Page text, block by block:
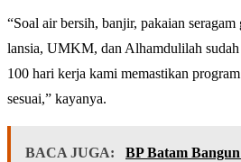
“Soal air bersih, banjir, pakaian
lansia, UMKM, dan Alhamdulilah
100 hari kerja kami memastikan
sesuai,” kayanya.
BACA JUGA:
BP Batam